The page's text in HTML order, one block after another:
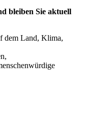
bleiben Sie aktuell
dem Land, Klima,